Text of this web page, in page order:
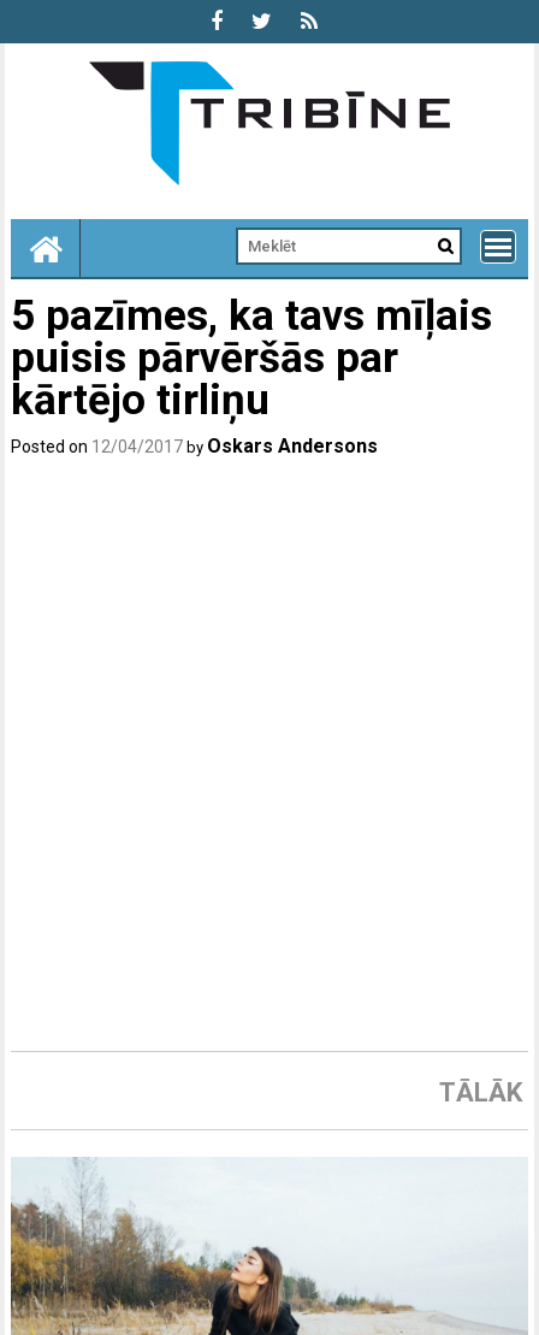
5 pazīmes, ka tavs mīļais
puisis pārvēršās par
kārtējo tirliņu
Posted on 12/04/2017 by Oskars Andersons
TĀLĀK